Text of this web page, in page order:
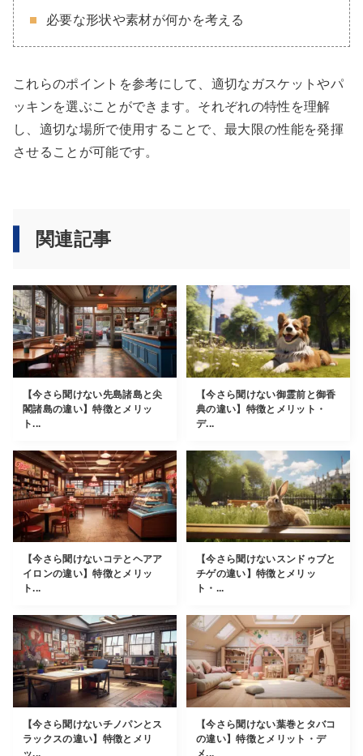
必要な形状や素材が何かを考える
これらのポイントを参考にして、適切なガスケットやパ
ッキンを選ぶことができます。それぞれの特性を理解
し、適切な場所で使用することで、最大限の性能を発揮
させることが可能です。
関連記事
【今さら聞けない先島諸島と尖
閣諸島の違い】特徴とメリッ
ト...
【今さら聞けない御霊前と御香
典の違い】特徴とメリット・
デ...
【今さら聞けないコテとヘアア
イロンの違い】特徴とメリッ
ト...
【今さら聞けないスンドゥブと
チゲの違い】特徴とメリッ
ト・...
【今さら聞けないチノパンとス
ラックスの違い】特徴とメリ
ッ...
【今さら聞けない葉巻とタバコ
の違い】特徴とメリット・デ
メ...